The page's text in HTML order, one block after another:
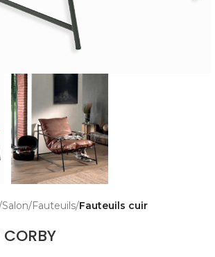
Salon Fauteuils Fauteuils cuir